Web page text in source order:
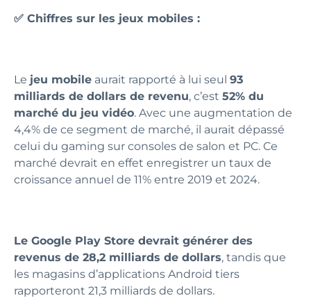
✅ Chiffres sur les jeux mobiles :
Le jeu mobile aurait rapporté à lui seul 93
milliards de dollars de revenu, c’est 52% du
marché du jeu vidéo. Avec une augmentation de
4,4% de ce segment de marché, il aurait dépassé
celui du gaming sur consoles de salon et PC. Ce
marché devrait en effet enregistrer un taux de
croissance annuel de 11% entre 2019 et 2024.
Le Google Play Store devrait générer des
revenus de 28,2 milliards de dollars, tandis que
les magasins d’applications Android tiers
rapporteront 21,3 milliards de dollars.